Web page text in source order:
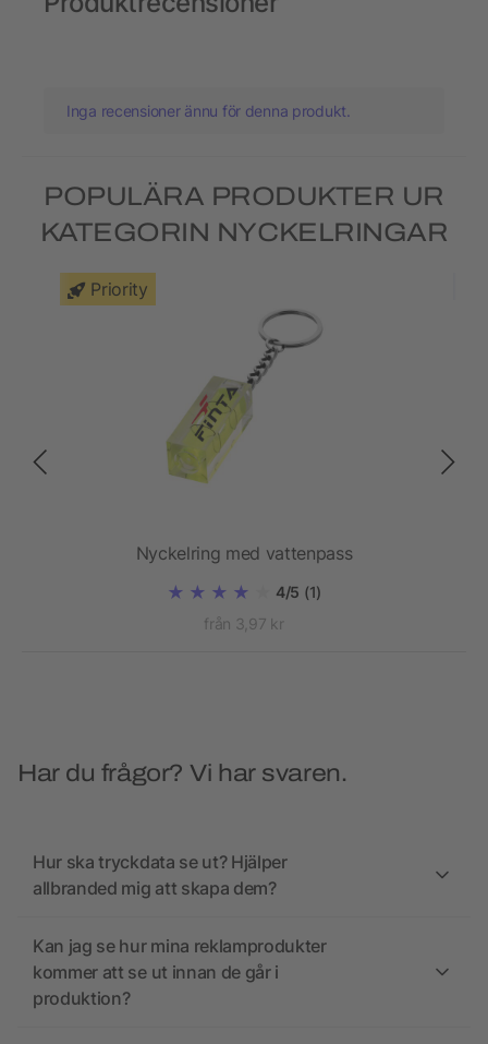
Inga recensioner ännu för denna produkt.
POPULÄRA PRODUKTER UR
KATEGORIN NYCKELRINGAR
Priority
Nyckelring med vattenpass
4/5 (1)
från 3,97 kr
Har du frågor? Vi har svaren.
Hur ska tryckdata se ut? Hjälper
allbranded mig att skapa dem?
Kan jag se hur mina reklamprodukter
kommer att se ut innan de går i
produktion?